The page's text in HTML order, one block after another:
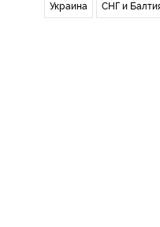
Украина СНГ и